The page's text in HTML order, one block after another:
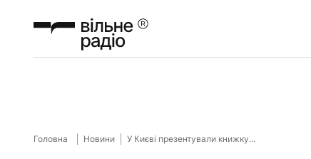
Головна Новини У Києві презентували книжку...